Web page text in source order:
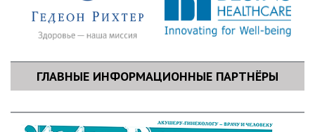
ГЛАВНЫЕ ИНФОРМАЦИОННЫЕ ПАРТНЁРЫ